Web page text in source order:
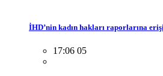
İHD’nin kadın hakları raporlarına
17:06 05